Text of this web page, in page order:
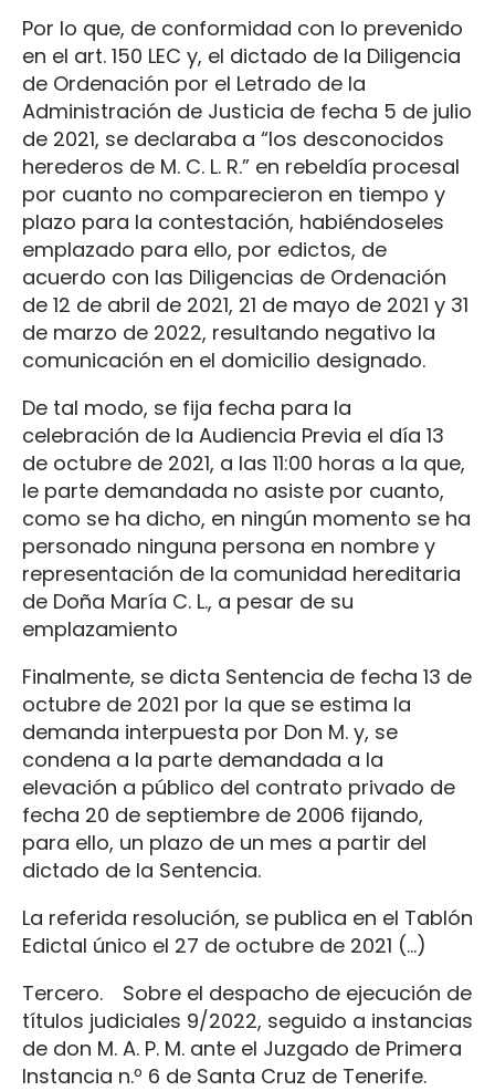
Por lo que, de conformidad con lo prevenido
en el art. 150 LEC y, el dictado de la Diligencia
de Ordenación por el Letrado de la
Administración de Justicia de fecha 5 de julio
de 2021, se declaraba a “los desconocidos
herederos de M. C. L. R.” en rebeldía procesal
por cuanto no comparecieron en tiempo y
plazo para la contestación, habiéndoseles
emplazado para ello, por edictos, de
acuerdo con las Diligencias de Ordenación
de 12 de abril de 2021, 21 de mayo de 2021 y 31
de marzo de 2022, resultando negativo la
comunicación en el domicilio designado.
De tal modo, se fija fecha para la
celebración de la Audiencia Previa el día 13
de octubre de 2021, a las 11:00 horas a la que,
le parte demandada no asiste por cuanto,
como se ha dicho, en ningún momento se ha
personado ninguna persona en nombre y
representación de la comunidad hereditaria
de Doña María C. L., a pesar de su
emplazamiento
Finalmente, se dicta Sentencia de fecha 13 de
octubre de 2021 por la que se estima la
demanda interpuesta por Don M. y, se
condena a la parte demandada a la
elevación a público del contrato privado de
fecha 20 de septiembre de 2006 fijando,
para ello, un plazo de un mes a partir del
dictado de la Sentencia.
La referida resolución, se publica en el Tablón
Edictal único el 27 de octubre de 2021 (…)
Tercero. Sobre el despacho de ejecución de
títulos judiciales 9/2022, seguido a instancias
de don M. A. P. M. ante el Juzgado de Primera
Instancia n.º 6 de Santa Cruz de Tenerife.